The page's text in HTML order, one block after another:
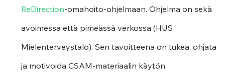
ReDirection-omahoito-ohjelmaan. Ohjelma on sekä
avoimessa että pimeässä verkossa (HUS
Mielenterveystalo). Sen tavoitteena on tukea, ohjata
ja motivoida CSAM-materiaalin käytön